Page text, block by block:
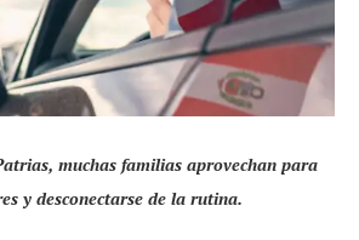
muchas familias aprovechan para
y desconectarse de la rutina.